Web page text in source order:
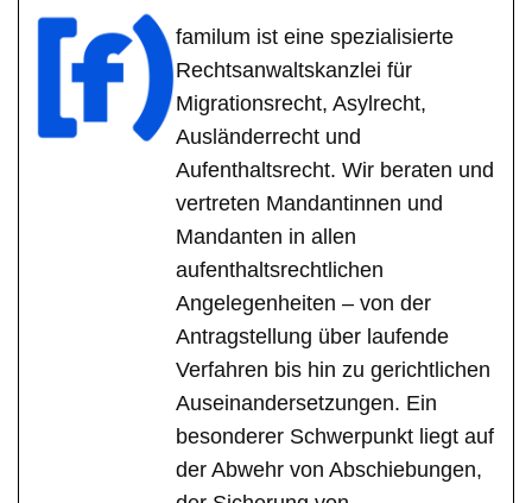
familum ist eine spezialisierte
Rechtsanwaltskanzlei für
Migrationsrecht, Asylrecht,
Ausländerrecht und
Aufenthaltsrecht. Wir beraten und
vertreten Mandantinnen und
Mandanten in allen
aufenthaltsrechtlichen
Angelegenheiten – von der
Antragstellung über laufende
Verfahren bis hin zu gerichtlichen
Auseinandersetzungen. Ein
besonderer Schwerpunkt liegt auf
der Abwehr von Abschiebungen,